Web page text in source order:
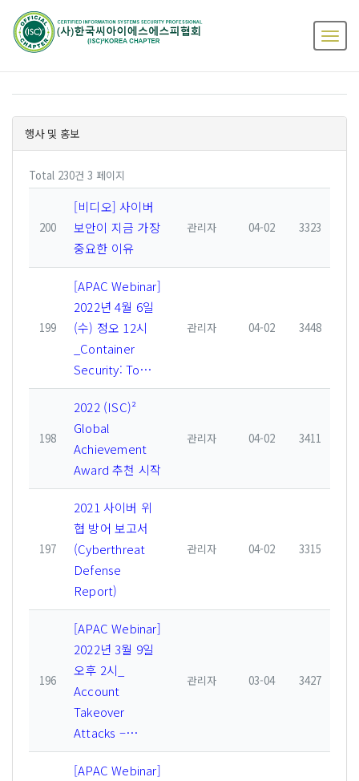
행사 및 홍보
Total 230건 3 페이지
200
[비디오] 사이버
보안이 지금 가장
중요한 이유
관리자 04-02 3323
199
[APAC Webinar]
2022년 4월 6일
(수) 정오 12시
_Container
Security: To…
관리자 04-02 3448
198
2022 (ISC)²
Global
Achievement
Award 추천 시작
관리자 04-02 3411
197
2021 사이버 위
협 방어 보고서
(Cyberthreat
Defense
Report)
관리자 04-02 3315
196
[APAC Webinar]
2022년 3월 9일
오후 2시_
Account
Takeover
Attacks –…
관리자 03-04 3427
[APAC Webinar]